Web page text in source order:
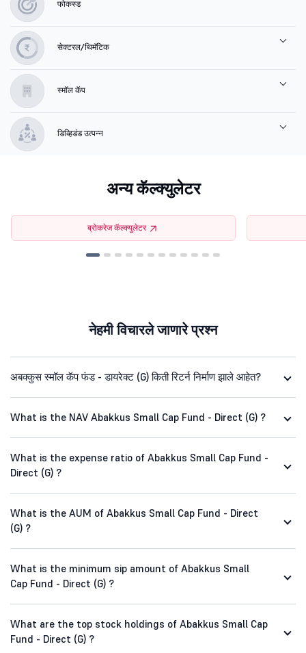
फोकस्ड
सेक्टरल/थिमॅटिक
स्मॉल कॅप
डिव्हिडंड उत्पन्न
अन्य कॅल्क्युलेटर
ब्रोकरेज कॅल्क्युलेटर
नेहमी विचारले जाणारे प्रश्न
अबक्कुस स्मॉल कॅप फंड - डायरेक्ट (G) किती रिटर्न निर्माण झाले आहेत?
What is the NAV Abakkus Small Cap Fund - Direct (G) ?
What is the expense ratio of Abakkus Small Cap Fund -
Direct (G) ?
What is the AUM of Abakkus Small Cap Fund - Direct
(G) ?
What is the minimum sip amount of Abakkus Small
Cap Fund - Direct (G) ?
What are the top stock holdings of Abakkus Small Cap
Fund - Direct (G) ?